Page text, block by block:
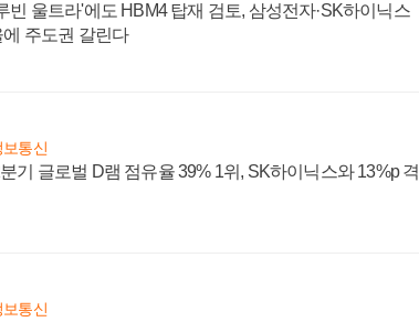
빈 울트라'에도 HBM4 탑재 검토, 삼성전자·SK하이닉스
에 주도권 갈린다
보통신
기 글로벌 D램 점유율 39% 1위, SK하이닉스와 13%p 격
보통신